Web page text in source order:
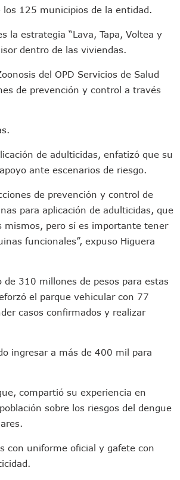
Puerto Vallarta
En La Costa De Jalisco
Hasta 22 Mil 677 Pesos
De Puerto Vallarta
Bruno Blancas
Leyva Aguilar
Vertedero En Tepatitlán
Día” Renovada
Problemas De Seguridad Y Movilidad
La Conservación Del Estero El Salado
Ampliar La Formación Clínica De Estudiantes
En Puerto Vallarta
Del Dengue En Tomatlán
Enfrentarán Proceso Penal
En Estados Unidos
En El Panamericano De Esgrima
A Juan Carlos Castro
En Puerto Vallarta Se Vuelve Viral
En El Panamericano De Lima
Capacidad Para 130 Pasajeros C/u
2026 De Las Palmas
Jalisco Y Otros Estados
Año En Prisión Preventiva
125 municipios de la entidad.
la estrategia “Lava, Tapa, Voltea y
dentro de las viviendas.
del OPD Servicios de Salud
de prevención y control a través
de adulticidas, enfatizó que su
ante escenarios de riesgo.
de prevención y control de
para aplicación de adulticidas, que
mismos, pero sí es importante tener
funcionales”, expuso Higuera
310 millones de pesos para estas
el parque vehicular con 77
casos confirmados y realizar
ingresar a más de 400 mil para
compartió su experiencia en
sobre los riesgos del dengue
con uniforme oficial y gafete con